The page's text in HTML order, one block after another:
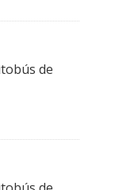
de